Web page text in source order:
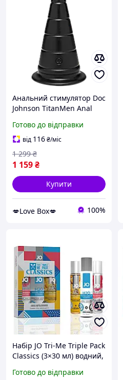
Анальний стимулятор Doc
Johnson TitanMen Anal
діаметр 6,6 см Еротичні
товари для дорослих
Готово до відправки
від 116₴/міс
1 159₴
1 299 ₴
Купити
💋Love Box💋 100%
Набір JO Tri-Me Triple Pack
Classics (3×30 мл) водний,
мастила Еротичні товари
Готово до відправки